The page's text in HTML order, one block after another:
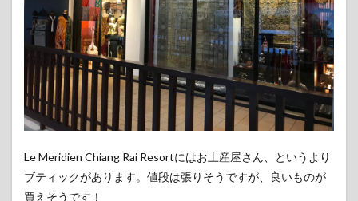
Le Meridien Chiang Rai Resortにはお土産屋さん、というより
ブティックがあります。値段は張りそうですが、良いものが
買えそうです！